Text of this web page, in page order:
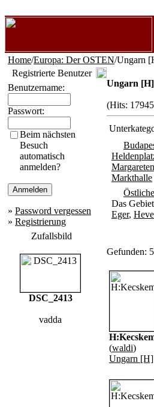
Home/Europa: Der OSTEN/Ungarn
Registrierte Benutzer
Benutzername:
Passwort:
Beim nächsten
Besuch
automatisch
anmelden?
» Password vergessen
» Registrierung
Zufallsbild
DSC_2413
vadda
Ungarn [H]
(Hits:
Markthalle
Das
Eger,
Gefunden:
(waldi)
Ungarn [H]